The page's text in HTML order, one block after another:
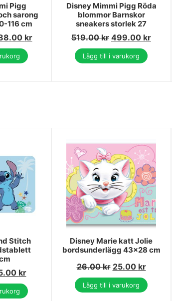
Pigg
sarong
116 cm
kr
Disney Mimmi Pigg Röda
blommor Barnskor
sneakers storlek 27
519.00kr 499.00 kr
Lägg till i varukorg
Stitch
kr
Disney Marie katt Jolie
bordsunderlägg 43x28 cm
26.00kr 25.00 kr
Lägg till i varukorg